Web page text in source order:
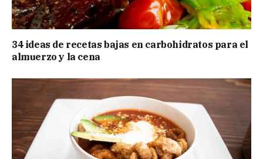
34 ideas de recetas bajas en carbohidratos para el
almuerzo y la cena